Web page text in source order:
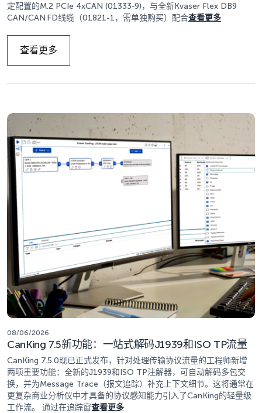
定配置的M.2 PCIe 4xCAN (01333‑9)，与全新Kvaser Flex DB9
CAN/CAN FD线缆（01821-1，需单独购买）配合查看更多
查看更多
08/06/2026
CanKing 7.5新功能：一站式解码J1939和ISO TP流量
CanKing 7.5.0现已正式发布，针对处理传输协议流量的工程师新增
两项重要功能：全新的J1939和ISO TP注解器，可自动解码多包交
换，并为Message Trace（报文追踪）补充上下文细节。这将通常在
更复杂商业分析仪中才具备的协议感知能力引入了CanKing的轻量级
工作流。 通过在追踪窗查看更多